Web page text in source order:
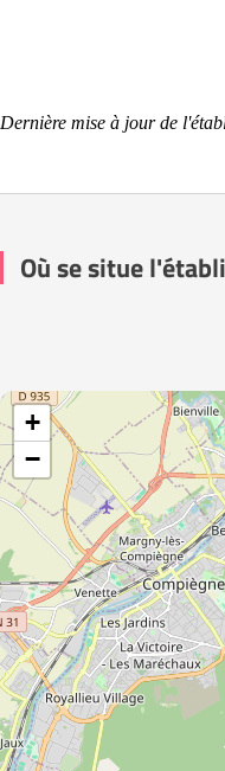
Dernière mise à jour de
Où se situe
+
−